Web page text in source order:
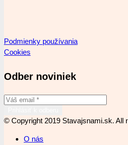
Podmienky používania
Cookies
Odber noviniek
© Copyright 2019 Stavajsnami.sk. All
O nás